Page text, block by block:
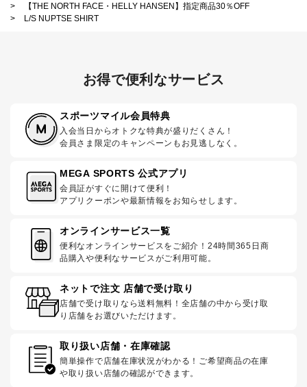
>
【THE NORTH FACE・HELLY HANSEN】指定商品30％OFF
>
L/S NUPTSE SHIRT
お得で便利なサービス
スポーツマイル会員特典
入会当日からオトクな特典が盛りだくさん！
会員さま限定のキャンペーンもお見逃しなく。
MEGA SPORTS 公式アプリ
会員証がすぐに開けて便利！
アプリクーポンや最新情報をお知らせします。
オンラインサービス一覧
便利なオンラインサービスをご紹介！24時間365日商
品購入や便利なサービスがご利用可能。
ネットで注文 店舗で受け取り
店舗で受け取りなら送料無料！全店舗の中から受け取
り店舗をお選びいただけます。
取り扱い店舗・在庫確認
簡単操作で店舗在庫状況がわかる！ご希望商品の在庫
や取り扱い店舗の確認ができます。